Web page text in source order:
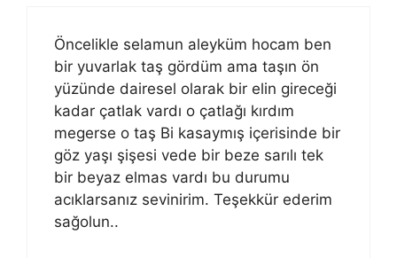
Öncelikle selamun aleyküm hocam ben
bir yuvarlak taş gördüm ama taşın ön
yüzünde dairesel olarak bir elin gireceği
kadar çatlak vardı o çatlağı kırdım
megerse o taş Bi kasaymış içerisinde bir
göz yaşı şişesi vede bir beze sarılı tek
bir beyaz elmas vardı bu durumu
acıklarsanız sevinirim. Teşekkür ederim
sağolun..